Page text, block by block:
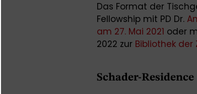
Das Format der
Fellowship mit PD Dr.
am 27. Mai 2021 oder
2022 zur Bibliothek der
Schader-Residence